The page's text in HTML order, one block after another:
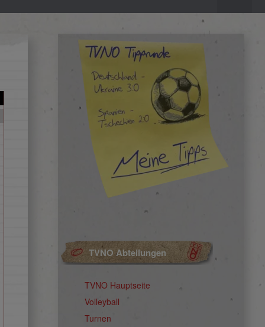
TVNO Abteilungen
TVNO Hauptseite
Volleyball
Turnen